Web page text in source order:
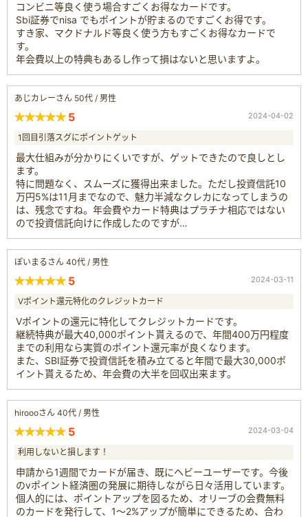
コンビニ等良く使う場合すごくお得なカードです。
Sbi証券でnisa でもポイントが貯まるのですごくお得です。
すき家、マクドナルド等良く使う方もすごくお得なカードで
す。
年会費以上の特典もあるし作って損はないと思いますよ。
あじカレーさん 50代 / 男性
5 2024-04-02
1回目引落スグにポイントゲット
最大仕組みが分かりにくいですが、ゲットできたので良しとし
ます。
特に問題なく、スムーズに獲得出来ました。ただし投資信託10
万円5%は11月までなので、魅力半減なクレカになってしまうの
は、残念ですね。年会費やカード特典はプラチナ相応ではない
ので投資信託向けに作成したのですが…
ぽいまるさん 40代 / 男性
5 2024-03-11
Vポイント還元特化のクレジットカード
Vポイントの還元に特化してクレジットカードです。
継続特典が最大40,000ポイント貰えるので、年間400万円程度
までの利用なら実質のポイント還元率が良くなります。
また、SBI証券で投資信託を積み立てると年間で最大30,000ポ
イント貰えるため、年会費の大半を回収出来ます。
hiroooさん 40代 / 男性
5 2024-03-04
利用しないと損します！
申請から1週間でカードが届き、既にヘビーユーザーです。今後
のvポイント経済圏の発展に期待しながら日々活用しています。
個人的には、ポイントアップを図るため、オリーブの会費無料
のカードを発行して、1～2%アップが簡単にできるため、合わ